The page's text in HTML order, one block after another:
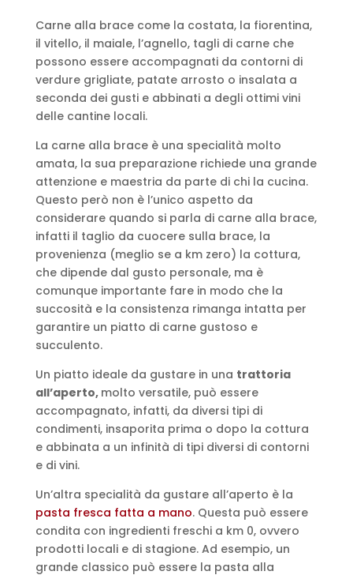
Carne alla brace come la costata, la fiorentina,
il vitello, il maiale, l’agnello, tagli di carne che
possono essere accompagnati da contorni di
verdure grigliate, patate arrosto o insalata a
seconda dei gusti e abbinati a degli ottimi vini
delle cantine locali.
La carne alla brace è una specialità molto
amata, la sua preparazione richiede una grande
attenzione e maestria da parte di chi la cucina.
Questo però non è l’unico aspetto da
considerare quando si parla di carne alla brace,
infatti il taglio da cuocere sulla brace, la
provenienza (meglio se a km zero) la cottura,
che dipende dal gusto personale, ma è
comunque importante fare in modo che la
succosità e la consistenza rimanga intatta per
garantire un piatto di carne gustoso e
succulento.
Un piatto ideale da gustare in una trattoria
all’aperto, molto versatile, può essere
accompagnato, infatti, da diversi tipi di
condimenti, insaporita prima o dopo la cottura
e abbinata a un infinità di tipi diversi di contorni
e di vini.
Un’altra specialità da gustare all’aperto è la
pasta fresca fatta a mano. Questa può essere
condita con ingredienti freschi a km 0, ovvero
prodotti locali e di stagione. Ad esempio, un
grande classico può essere la pasta alla